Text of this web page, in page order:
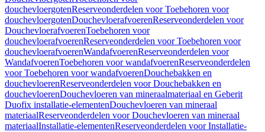
douchevloergotenReserveonderdelen voor Toebehoren voor
douchevloergotenDouchevloerafvoerenReserveonderdelen voor
DouchevloerafvoerenToebehoren voor
douchevloerafvoerenReserveonderdelen voor Toebehoren voor
douchevloerafvoerenWandafvoerenReserveonderdelen voor
WandafvoerenToebehoren voor wandafvoerenReserveonderdelen
voor Toebehoren voor wandafvoerenDouchebakken en
douchevloerenReserveonderdelen voor Douchebakken en
douchevloerenDouchevloeren van mineraalmateriaal en Geberit
Duofix installatie-elementenDouchevloeren van mineraal
materiaalReserveonderdelen voor Douchevloeren van mineraal
materiaalInstallatie-elementenReserveonderdelen voor Installatie-